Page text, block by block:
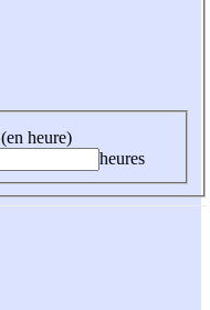
heure)
heures